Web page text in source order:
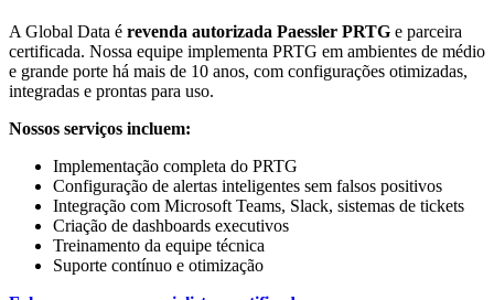
A Global Data é revenda autorizada Paessler PRTG e parceira
certificada. Nossa equipe implementa PRTG em ambientes de médio
e grande porte há mais de 10 anos, com configurações otimizadas,
integradas e prontas para uso.
Nossos serviços incluem:
Implementação completa do PRTG
Configuração de alertas inteligentes sem falsos positivos
Integração com Microsoft Teams, Slack, sistemas de tickets
Criação de dashboards executivos
Treinamento da equipe técnica
Suporte contínuo e otimização